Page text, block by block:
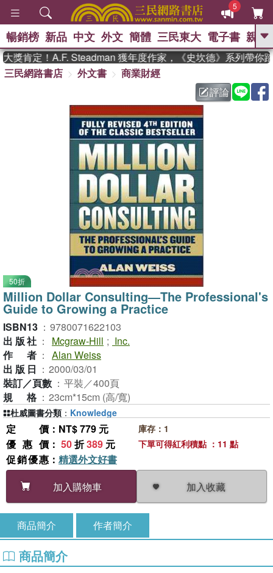
5
GO
熱搜： 東野圭吾
父親節 、 如果歷
暑期推薦 、 國際布克
獎 臺灣漫遊錄 、 方念華
登輝時代 、 數學女孩：黎曼猜想
偉大的迷走神經
暢銷榜 新品 中文 外文 簡體 三民東大 電子書 親子
肯定！A.F. Steadman 獲年度作家，《史坎德》系列帶你踏
三民網路書店
外文書
商業財經
評論
50折
Million Dollar Consulting―The Professional's
Guide to Growing a Practice
ISBN13 ： 9780071622103
出版社 ： Mcgraw-Hill ; Inc.
作者 ： Alan Weiss
出版日 ： 2000/03/01
裝訂／頁數 ： 平裝／400頁
規格 ： 23cm*15cm (高/寬)
定價 ：NT$ 779 元
優惠價 ： 50折389 元
促銷優惠 ： 精選外文好書
加入購物車
加入收藏
庫存：1
下單可得紅利積點 ：11 點
杜威圖書分類 ： Knowledge
商品簡介 作者簡介
商品簡介